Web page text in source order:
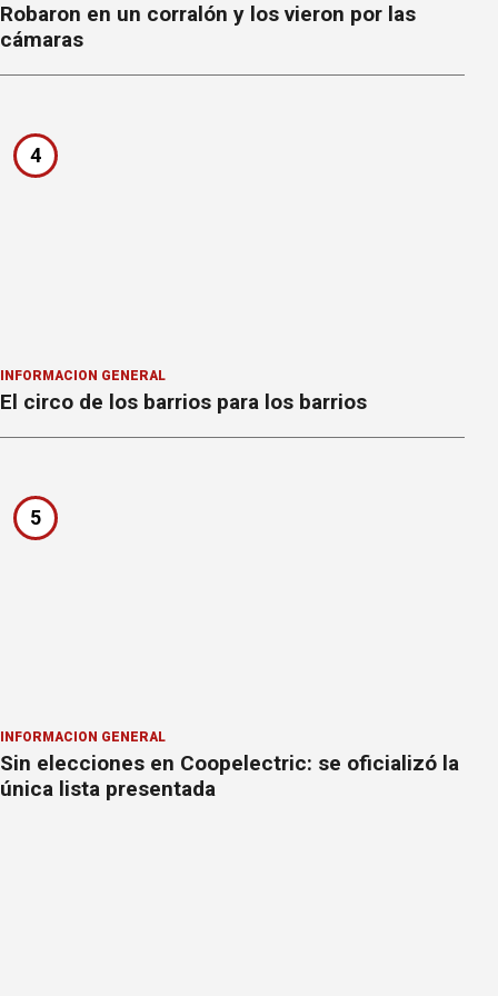
Robaron en un corralón y los vieron por las
cámaras
4
INFORMACION GENERAL
El circo de los barrios para los barrios
5
INFORMACION GENERAL
Sin elecciones en Coopelectric: se oficializó la
única lista presentada